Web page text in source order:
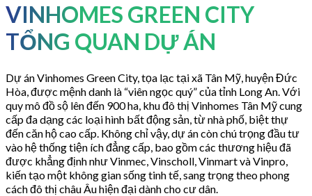
VINHOMES GREEN CITY
TỔNG QUAN DỰ ÁN
Dự án Vinhomes Green City, tọa lạc tại xã Tân Mỹ, huyện Đức
Hòa, được mệnh danh là “viên ngọc quý” của tỉnh Long An. Với
quy mô đồ sộ lên đến 900 ha, khu đô thị Vinhomes Tân Mỹ cung
cấp đa dạng các loại hình bất động sản, từ nhà phố, biệt thự
đến căn hộ cao cấp. Không chỉ vậy, dự án còn chú trọng đầu tư
vào hệ thống tiện ích đẳng cấp, bao gồm các thương hiệu đã
được khẳng định như Vinmec, Vinscholl, Vinmart và Vinpro,
kiến tạo một không gian sống tinh tế, sang trọng theo phong
cách đô thị châu Âu hiện đại dành cho cư dân.